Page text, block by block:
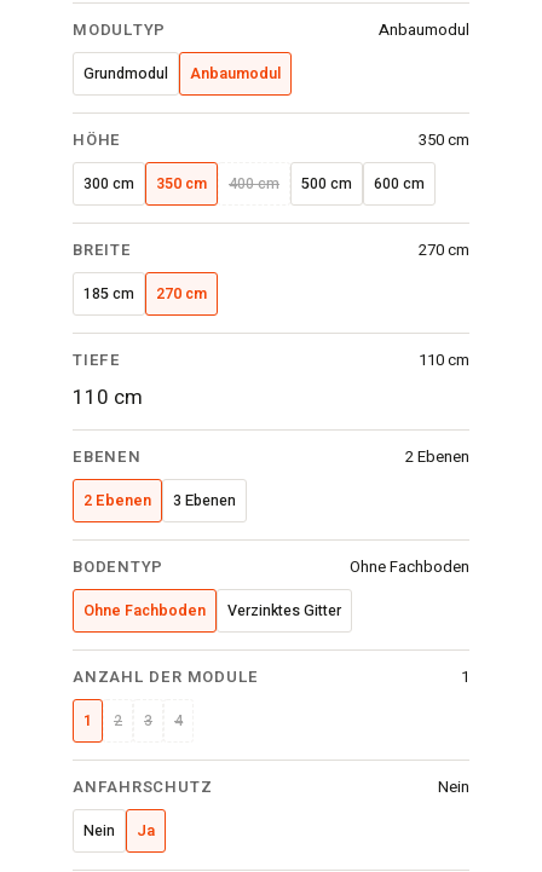
Palettenregal
·
350x270x110
cm
·
2
Ebenen
·
Ohne
Fachboden
MODULTYP Anbaumodul
Grundmodul Anbaumodul
HÖHE 350 cm
300 cm 350 cm 400 cm 500 cm 600 cm
BREITE 270 cm
185 cm 270 cm
TIEFE 110 cm
110 cm
EBENEN 2 Ebenen
2 Ebenen 3 Ebenen
BODENTYP Ohne Fachboden
Ohne Fachboden Verzinktes Gitter
ANZAHL DER MODULE 1
1 2 3 4
ANFAHRSCHUTZ Nein
Nein Ja